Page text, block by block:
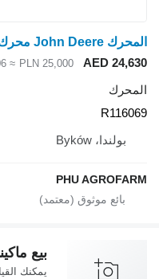
AED 24,630
PLN 25,000
≈ €5,806
المحرك
R116069
بولندا، Byków
PHU AGROFARM
بيع
يمكنك